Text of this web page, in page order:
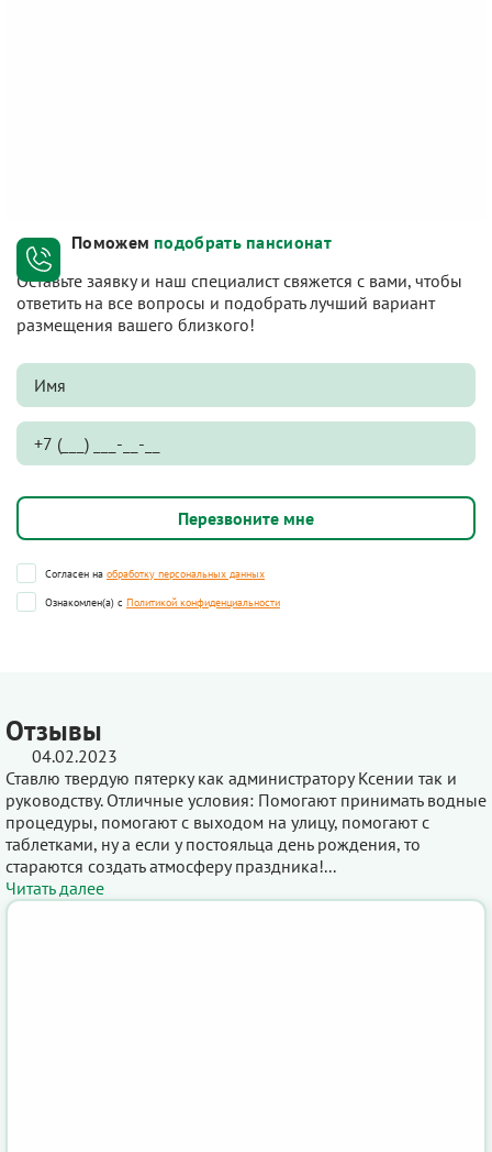
Поможем подобрать пансионат
Оставьте заявку и наш специалист свяжется с вами, чтобы
ответить на все вопросы и подобрать лучший вариант
размещения вашего близкого!
Согласен на обработку персональных данных
Ознакомлен(а) с Политикой конфиденциальности
Отзывы
04.02.2023
Ставлю твердую пятерку как администратору Ксении так и
руководству. Отличные условия: Помогают принимать водные
процедуры, помогают с выходом на улицу, помогают с
таблетками, ну а если у постояльца день рождения, то
стараются создать атмосферу праздника!...
Читать далее